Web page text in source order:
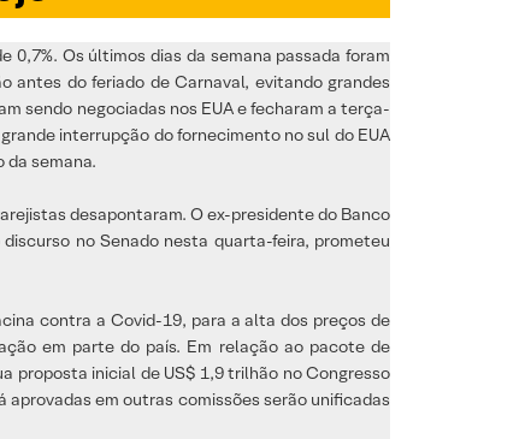
Os últimos dias da semana passada foram
antes do feriado de Carnaval, evitando grandes
sendo negociadas nos EUA e fecharam a terça-
interrupção do fornecimento no sul do EUA
da semana.
desapontaram. O ex-presidente do Banco
no Senado nesta quarta-feira, prometeu
contra a Covid-19, para a alta dos preços de
em parte do país. Em relação ao pacote de
proposta inicial de US$ 1,9 trilhão no Congresso
aprovadas em outras comissões serão unificadas